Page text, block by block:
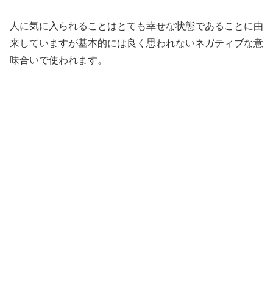
人に気に入られることはとても幸せな状態であることに由
来していますが基本的には良く思われないネガティブな意
味合いで使われます。